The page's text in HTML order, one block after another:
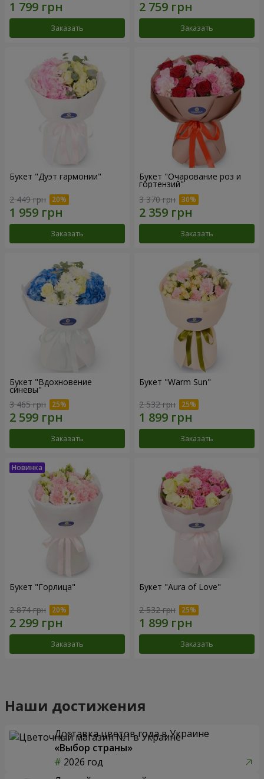
Заказать Заказать
Букет "Дуэт гармонии"
2 449 грн
Заказать
Букет "Очарование роз и
гортензий"
3 370 грн
Заказать
Букет "Вдохновение
синевы"
3 465 грн
Заказать
Букет "Warm Sun"
2 532 грн
Заказать
Букет "Горлица"
2 874 грн
Заказать
Букет "Aura of Love"
2 532 грн
Заказать
Наши достижения
Доставка цветов года в Украине
«Выбор страны»
2026 год